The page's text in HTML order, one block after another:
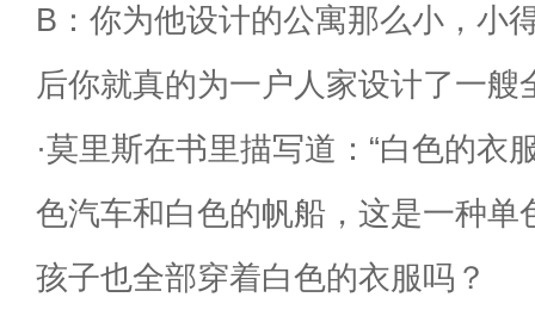
B：你为他设计的公寓那么小，小
后你就真的为一户人家设计了一艘
·莫里斯在书里描写道：“白色的衣
色汽车和白色的帆船，这是一种单
孩子也全部穿着白色的衣服吗？